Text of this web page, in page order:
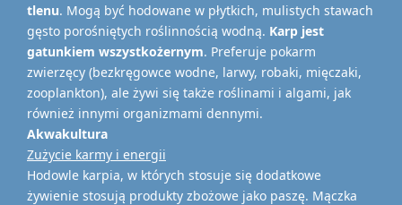
tlenu. Mogą być hodowane w płytkich, mulistych stawach
gęsto porośniętych roślinnością wodną. Karp jest
gatunkiem wszystkożernym. Preferuje pokarm
zwierzęcy (bezkręgowce wodne, larwy, robaki, mięczaki,
zooplankton), ale żywi się także roślinami i algami, jak
również innymi organizmami dennymi.
Akwakultura
Zużycie karmy i energii
Hodowle karpia, w których stosuje się dodatkowe
żywienie stosują produkty zbożowe jako paszę. Mączka